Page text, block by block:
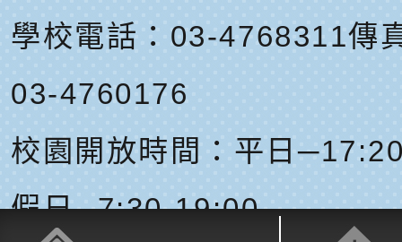
學校電話：03-4768311傳
03-4760176
校園開放時間：平日
假日─7:30-19:00